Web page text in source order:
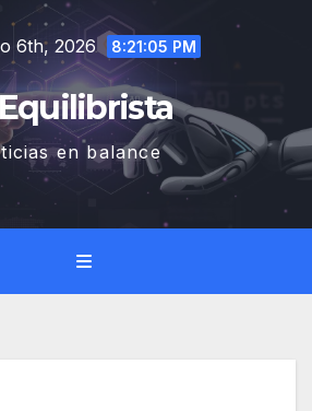
6th, 2026 8:21:06 PM
en balance